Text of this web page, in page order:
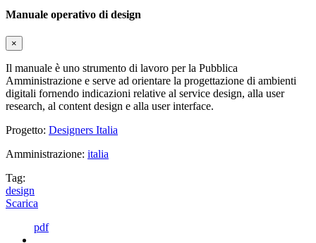
Manuale operativo di design
×
Il manuale è uno strumento di lavoro per la Pubblica
Amministrazione e serve ad orientare la progettazione di ambienti
digitali fornendo indicazioni relative al service design, alla user
research, al content design e alla user interface.
Progetto: Designers Italia
Amministrazione: italia
Tag:
design
Scarica
pdf